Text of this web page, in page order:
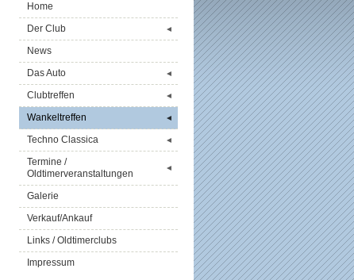
Home
Der Club
◄
News
Das Auto
◄
Clubtreffen ◄
Wankeltreffen ◄
Techno Classica ◄
Termine /
Oldtimerveranstaltungen
◄
Galerie
Verkauf/Ankauf
Links / Oldtimerclubs
Impressum